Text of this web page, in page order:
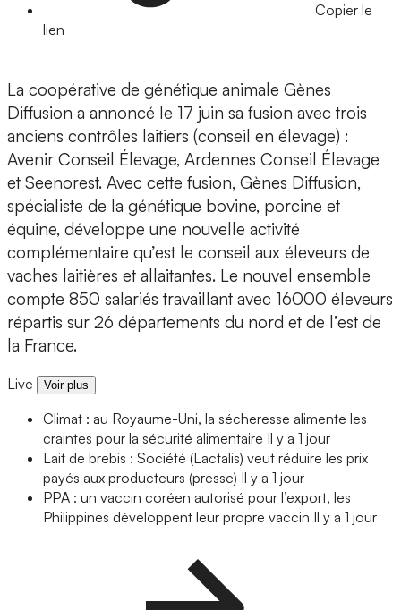
Copier le
lien
La coopérative de génétique animale Gènes
Diffusion a annoncé le 17 juin sa fusion avec trois
anciens contrôles laitiers (conseil en élevage) :
Avenir Conseil Élevage, Ardennes Conseil Élevage
et Seenorest. Avec cette fusion, Gènes Diffusion,
spécialiste de la génétique bovine, porcine et
équine, développe une nouvelle activité
complémentaire qu’est le conseil aux éleveurs de
vaches laitières et allaitantes. Le nouvel ensemble
compte 850 salariés travaillant avec 16000 éleveurs
répartis sur 26 départements du nord et de l’est de
la France.
Live Voir plus
Climat : au Royaume-Uni, la sécheresse alimente les
craintes pour la sécurité alimentaire Il y a 1 jour
Lait de brebis : Société (Lactalis) veut réduire les prix
payés aux producteurs (presse) Il y a 1 jour
PPA : un vaccin coréen autorisé pour l’export, les
Philippines développent leur propre vaccin Il y a 1 jour